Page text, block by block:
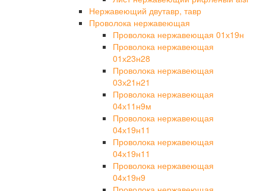
Нержавеющий двутавр, тавр
Проволока нержавеющая
Проволока нержавеющая 01х19н
Проволока нержавеющая
01х23н28
Проволока нержавеющая
03х21н21
Проволока нержавеющая
04х11н9м
Проволока нержавеющая
04х19н11
Проволока нержавеющая
04х19н11
Проволока нержавеющая
04х19н9